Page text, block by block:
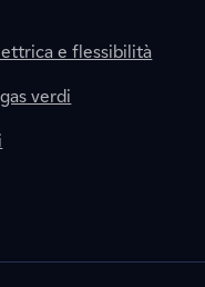
e flessibilità
verdi